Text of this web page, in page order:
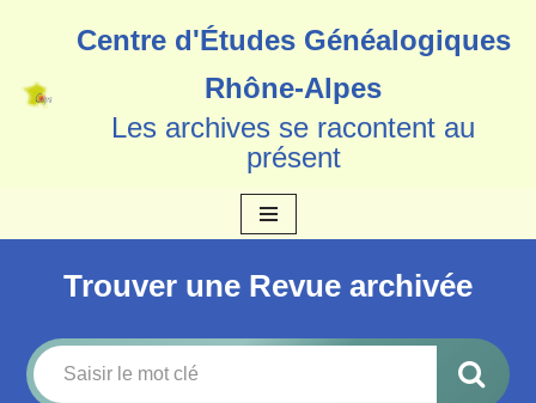
au
Centre d'Études Généalogiques
Rhône-Alpes
Les archives se racontent au
présent
Trouver une Revue archivée